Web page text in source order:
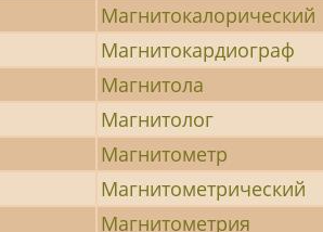
Магнитокалорический
Магнитокардиограф
Магнитола
Магнитолог
Магнитометр
Магнитометрический
Магнитометрия